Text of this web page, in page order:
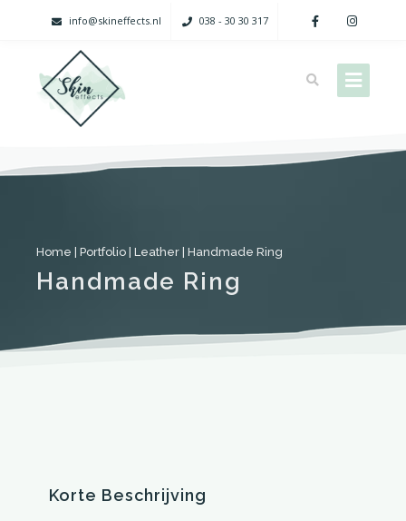
info@skineffects.nl 038 - 30 30 317
Home Portfolio Leather Handmade Ring
Handmade Ring
Korte Beschrijving